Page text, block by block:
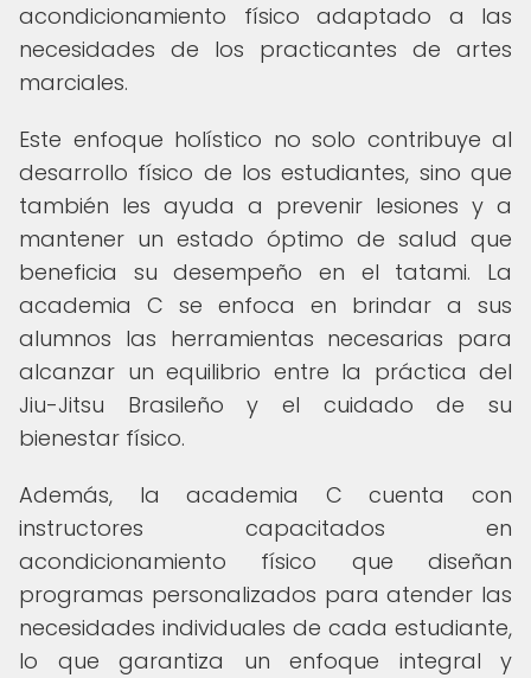
acondicionamiento físico adaptado a las
necesidades de los practicantes de artes
marciales.
Este enfoque holístico no solo contribuye al
desarrollo físico de los estudiantes, sino que
también les ayuda a prevenir lesiones y a
mantener un estado óptimo de salud que
beneficia su desempeño en el tatami. La
academia C se enfoca en brindar a sus
alumnos las herramientas necesarias para
alcanzar un equilibrio entre la práctica del
Jiu-Jitsu Brasileño y el cuidado de su
bienestar físico.
Además, la academia C cuenta con
instructores capacitados en
acondicionamiento físico que diseñan
programas personalizados para atender las
necesidades individuales de cada estudiante,
lo que garantiza un enfoque integral y